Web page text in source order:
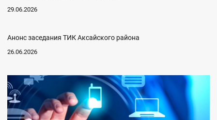
29.06.2026
Анонс заседания ТИК Аксайского района
26.06.2026